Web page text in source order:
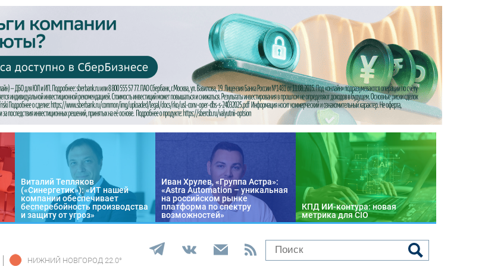
Виталий Тепляков
(«Синергетик»): «ИТ нашей
компании обеспечивает
бесперебойность производства
и защиту от угроз»
Иван Хрулев, «Группа Астра»:
«Astra Automation – уникальная
на российском рынке
платформа по спектру
возможностей»
КПД ИИ-контура: новая
метрика для CIO
НИЖНИЙ НОВГОРОД 22.0°